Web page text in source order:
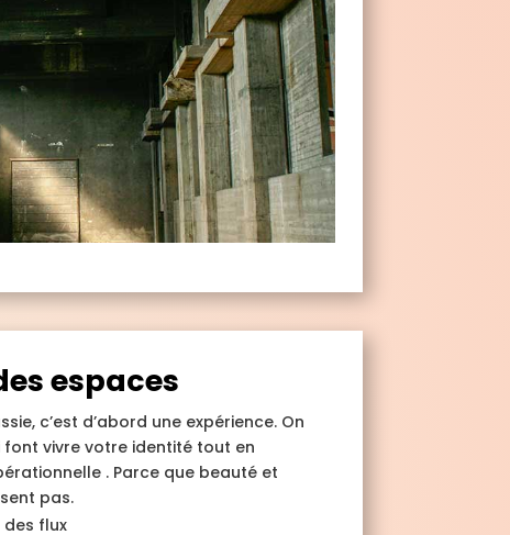
espaces
c’est d’abord une expérience. On
vivre votre identité tout en
. Parce que beauté et
pas.
flux